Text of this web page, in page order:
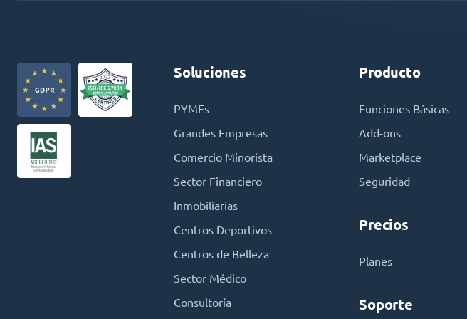
Soluciones
PYMEs
Grandes Empresas
Comercio Minorista
Sector Financiero
Inmobiliarias
Centros Deportivos
Centros de Belleza
Sector Médico
Consultoría
Producto
Funciones Básicas
Add-ons
Marketplace
Seguridad
Precios
Planes
Soporte